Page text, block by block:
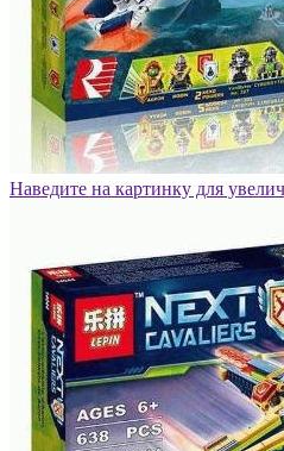
Наведите на картинку для